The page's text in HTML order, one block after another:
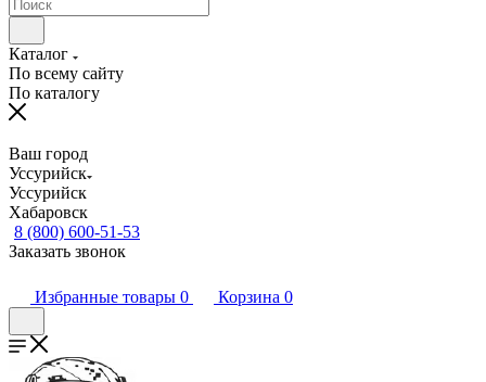
Каталог
По всему сайту
По каталогу
Ваш город
Уссурийск
Уссурийск
Хабаровск
8 (800) 600-51-53
Заказать звонок
Избранные товары 0 Корзина 0